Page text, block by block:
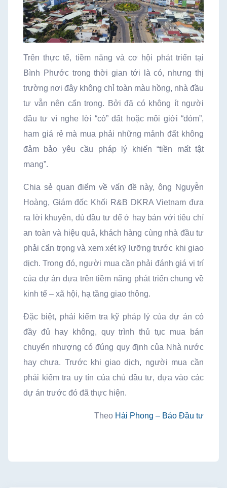
Trên thực tế, tiềm năng và cơ hội phát triển tại
Bình Phước trong thời gian tới là có, nhưng thị
trường nơi đây không chỉ toàn màu hồng, nhà đầu
tư vẫn nên cẩn trọng. Bởi đã có không ít người
đầu tư vì nghe lời “cò” đất hoặc môi giới “dỏm”,
ham giá rẻ mà mua phải những mảnh đất không
đảm bảo yêu cầu pháp lý khiến “tiền mất tật
mang”.
Chia sẻ quan điểm về vấn đề này, ông Nguyễn
Hoàng, Giám đốc Khối R&B DKRA Vietnam đưa
ra lời khuyên, dù đầu tư để ở hay bán với tiêu chí
an toàn và hiệu quả, khách hàng cùng nhà đầu tư
phải cẩn trọng và xem xét kỹ lưỡng trước khi giao
dịch. Trong đó, người mua cần phải đánh giá vị trí
của dự án dựa trên tiềm năng phát triển chung về
kinh tế – xã hội, hạ tầng giao thông.
Đặc biệt, phải kiểm tra kỹ pháp lý của dự án có
đầy đủ hay không, quy trình thủ tục mua bán
chuyển nhượng có đúng quy định của Nhà nước
hay chưa. Trước khi giao dịch, người mua cần
phải kiểm tra uy tín của chủ đầu tư, dựa vào các
dự án trước đó đã thực hiện.
Theo Hải Phong – Báo Đầu tư